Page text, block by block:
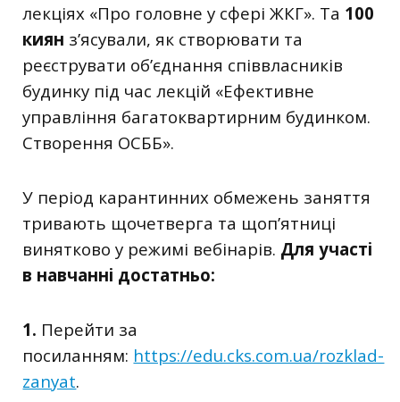
лекціях «Про головне у сфері ЖКГ». Та 100
киян з’ясували, як створювати та
реєструвати об’єднання співвласників
будинку під час лекцій «Ефективне
управління багатоквартирним будинком.
Створення ОСББ».
У період карантинних обмежень заняття
тривають щочетверга та щоп’ятниці
винятково у режимі вебінарів. Для участі
в навчанні достатньо:
1. Перейти за
посиланням: https://edu.cks.com.ua/rozklad-
zanyat.